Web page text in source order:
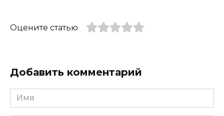
Оцените статью
Добавить комментарий
Имя
*